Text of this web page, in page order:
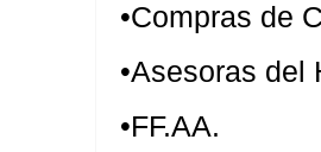
•Compras de
•Asesoras del
•FF.AA.